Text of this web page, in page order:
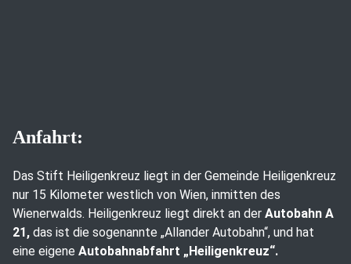
Anfahrt:
Das Stift Heiligenkreuz liegt in der Gemeinde Heiligenkreuz
nur 15 Kilometer westlich von Wien, inmitten des
Wienerwalds. Heiligenkreuz liegt direkt an der Autobahn A
21, das ist die sogenannte „Allander Autobahn“, und hat
eine eigene Autobahnabfahrt „Heiligenkreuz“.